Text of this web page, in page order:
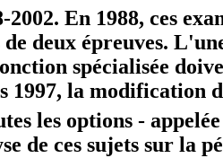
En 1988, ces
deux épreuves.
spécialisée
la modification
les options - appelée
de ces sujets sur la